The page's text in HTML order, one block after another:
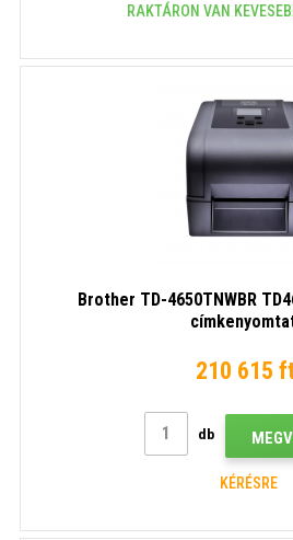
RAKTÁRON VAN
Brother TD-4650TNWBR
210 615
db
KÉRÉSRE